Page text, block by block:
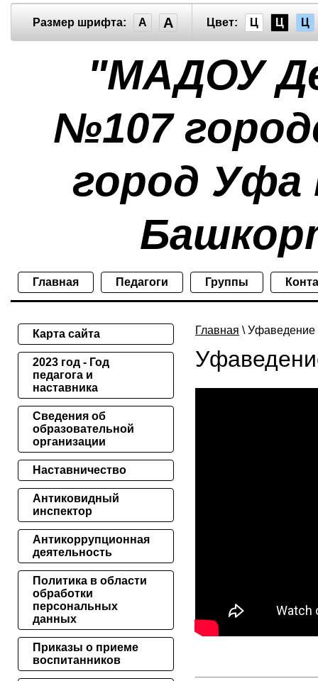
Размер шрифта: A A Цвет: Ц Ц Ц
"МАДОУ
№107
город Уфа
Главная Педагоги Группы
Главная \ Уфаведение
Карта сайта
2023 год - Год
педагога и
наставника
Сведения об
образовательной
организации
Наставничество
Антиковидный
инспектор
Антикоррупционная
деятельность
Политика в области
обработки
персональных
данных
Приказы о приеме
воспитанников